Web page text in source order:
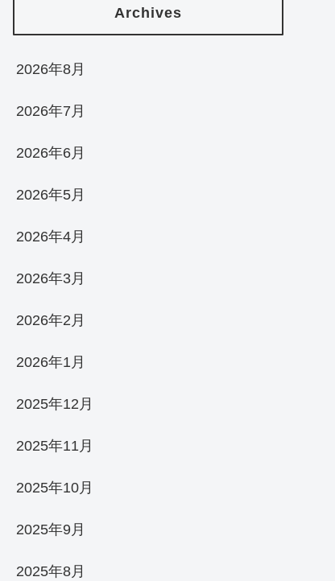
Archives
2026年8月
2026年7月
2026年6月
2026年5月
2026年4月
2026年3月
2026年2月
2026年1月
2025年12月
2025年11月
2025年10月
2025年9月
2025年8月